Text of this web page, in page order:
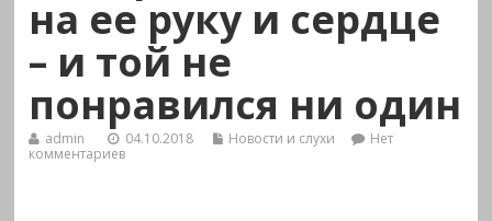
на ее руку и сердце
– и той не
понравился ни один
admin 04.10.2018 Новости и слухи
Нет
комментариев